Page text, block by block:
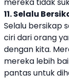
11. Selalu
Selalu bersikap
ciri dari orang
dengan kita.
mereka lebih
pantas untuk